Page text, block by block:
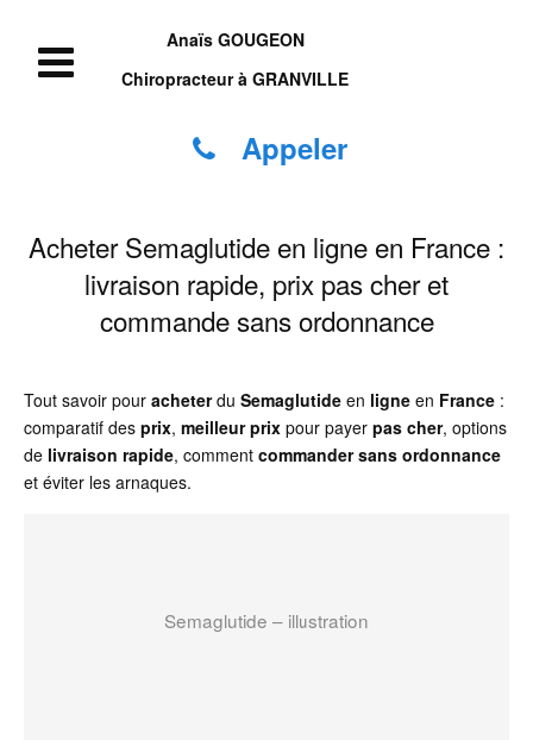
Anaïs GOUGEON
Chiropracteur à GRANVILLE
Appeler
Acheter Semaglutide en ligne en France :
livraison rapide, prix pas cher et
commande sans ordonnance
Tout savoir pour acheterdu Semaglutide en ligne en France :
comparatif des prix, meilleur prix pour payer pas cher, options
de livraison rapide, comment commander sans ordonnance
et éviter les arnaques.
Semaglutide – illustration